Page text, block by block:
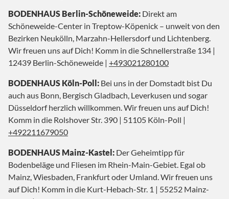
BODENHAUS Berlin-Schöneweide: Direkt am
Schöneweide-Center in Treptow-Köpenick – unweit von den
Bezirken Neukölln, Marzahn-Hellersdorf und Lichtenberg.
Wir freuen uns auf Dich! Komm in die Schnellerstraße 134 |
12439 Berlin-Schöneweide | +493021280100
BODENHAUS Köln-Poll: Bei uns in der Domstadt bist Du
auch aus Bonn, Bergisch Gladbach, Leverkusen und sogar
Düsseldorf herzlich willkommen. Wir freuen uns auf Dich!
Komm in die Rolshover Str. 390 | 51105 Köln-Poll |
+492211679050
BODENHAUS Mainz-Kastel: Der Geheimtipp für
Bodenbeläge und Fliesen im Rhein-Main-Gebiet. Egal ob
Mainz, Wiesbaden, Frankfurt oder Umland. Wir freuen uns
auf Dich! Komm in die Kurt-Hebach-Str. 1 | 55252 Mainz-